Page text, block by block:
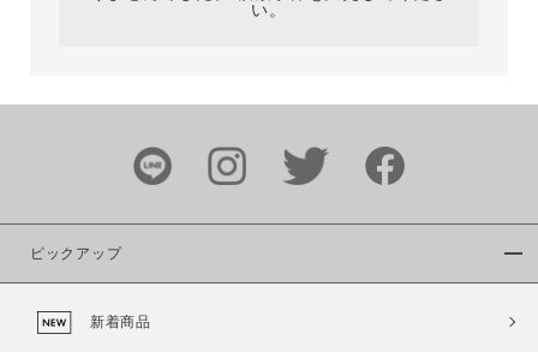
い。
ピックアップ
新着商品